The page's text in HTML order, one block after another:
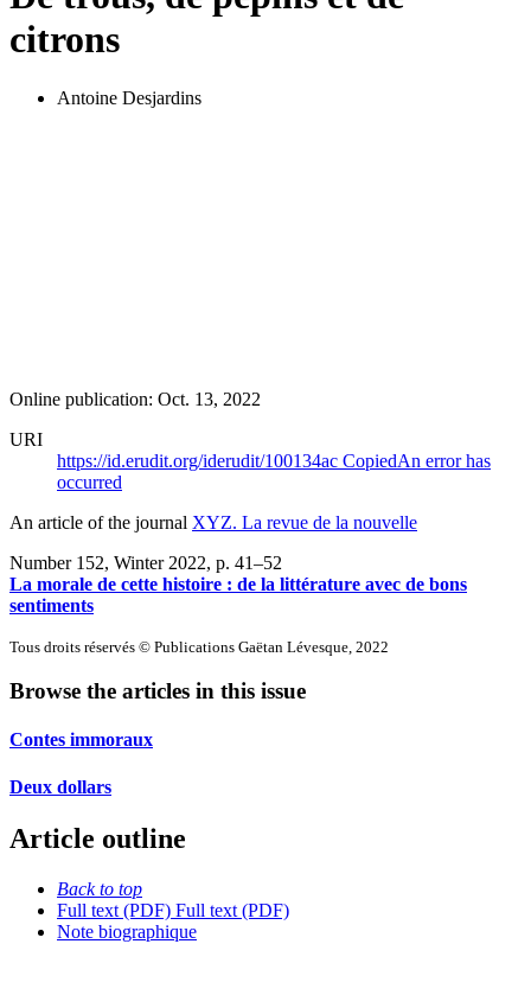
citrons
Antoine Desjardins
Online publication: Oct. 13, 2022
URI
https://id.erudit.org/iderudit/100134ac CopiedAn error has
occurred
An article of the journal XYZ. La revue de la nouvelle
Number 152, Winter 2022, p. 41–52
La morale de cette histoire : de la littérature avec de bons
sentiments
Tous droits réservés © Publications Gaëtan Lévesque, 2022
Browse the articles in this issue
Contes immoraux
Deux dollars
Article outline
Back to top
Full text (PDF) Full text (PDF)
Note biographique